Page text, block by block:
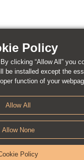
Policy
clicking “Allow All” you
be installed except the
function of your
Allow All
Allow None
Policy